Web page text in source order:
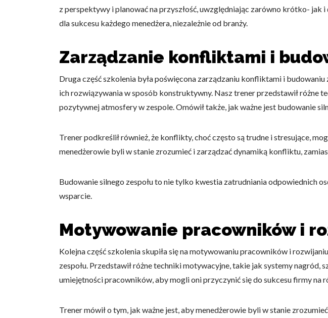
z perspektywy i planować na przyszłość, uwzględniając zarówno krótko-
dla sukcesu każdego menedżera, niezależnie od branży.
Zarządzanie konfliktami i
Druga część szkolenia była poświęcona zarządzaniu konfliktami i
ich rozwiązywania w sposób konstruktywny. Nasz trener przedstawił
pozytywnej atmosfery w zespole. Omówił także, jak ważne jest budowanie
Trener podkreślił również, że konflikty, choć często są trudne i stresujące,
menedżerowie byli w stanie zrozumieć i zarządzać dynamiką konfliktu,
Budowanie silnego zespołu to nie tylko kwestia zatrudniania odpowiednich
wsparcie.
Motywowanie pracowników i
Kolejna część szkolenia skupiła się na motywowaniu pracowników i
zespołu. Przedstawił różne techniki motywacyjne, takie jak systemy
umiejętności pracowników, aby mogli oni przyczynić się do sukcesu firmy na
Trener mówił o tym, jak ważne jest, aby menedżerowie byli w stanie
naszej witrynie. Informacje o tym, jak korzystasz z naszej
analitycznym. Partnerzy mogą połączyć te informacje z
z ich usług.
Niezbędne
Pliki cookie dotyczące preferencji umożliwiają stronie
np. preferowany język lub region, w którym znajduje się
Statystyczne pliki cookie pomagają właścicielem stron
Marketing
reklamodawców strony trzeciej.